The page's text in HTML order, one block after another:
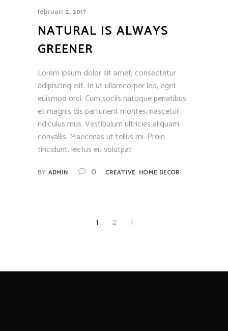
februari 2, 2017
NATURAL IS ALWAYS
GREENER
Lorem ipsum dolor sit amet, consectetur
adipiscing elit. In ut ullamcorper leo, eget
euismod orci. Cum sociis natoque penatibus
et magnis dis parturient montes, nascetur
ridiculus mus. Vestibulum ultricies aliquam
convallis. Maecenas ut tellus mi. Proin
tincidunt, lectus eu volutpat
BY ADMIN 0 CREATIVE, HOME DECOR
1 2